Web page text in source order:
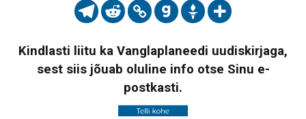
Kindlasti liitu ka Vanglaplaneedi uudiskirjaga,
sest siis jõuab oluline info otse Sinu e-
postkasti.